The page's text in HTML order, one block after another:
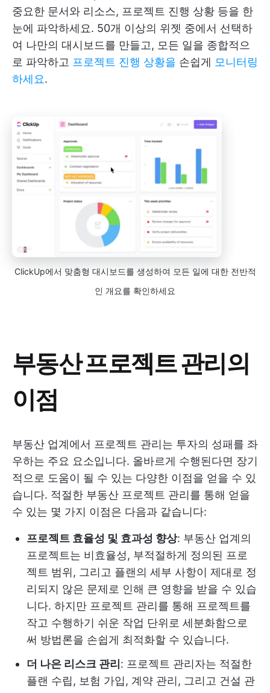
중요한 문서와 리소스, 프로젝트 진행 상황 등을 한
눈에 파악하세요. 50개 이상의 위젯 중에서 선택하
여 나만의 대시보드를 만들고, 모든 일을 종합적으
로 파악하고 프로젝트 진행 상황을 손쉽게 모니터링
하세요.
ClickUp에서 맞춤형 대시보드를 생성하여 모든 일에 대한 전반적
인 개요를 확인하세요
부동산 프로젝트 관리의
이점
부동산 업계에서 프로젝트 관리는 투자의 성패를 좌
우하는 주요 요소입니다. 올바르게 수행된다면 장기
적으로 도움이 될 수 있는 다양한 이점을 얻을 수 있
습니다. 적절한 부동산 프로젝트 관리를 통해 얻을
수 있는 몇 가지 이점은 다음과 같습니다:
프로젝트 효율성 및 효과성 향상: 부동산 업계의
프로젝트는 비효율성, 부적절하게 정의된 프로
젝트 범위, 그리고 플랜의 세부 사항이 제대로 정
리되지 않은 문제로 인해 큰 영향을 받을 수 있습
니다. 하지만 프로젝트 관리를 통해 프로젝트를
작고 수행하기 쉬운 작업 단위로 세분화함으로
써 방법론을 손쉽게 최적화할 수 있습니다.
더 나은 리스크 관리: 프로젝트 관리자는 적절한
플랜 수립, 보험 가입, 계약 관리, 그리고 건설 관